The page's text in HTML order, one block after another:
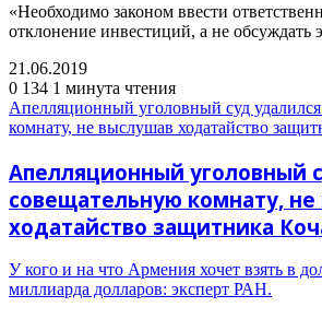
«Необходимо законом ввести
отклонение инвестиций, а не обсуждать
21.06.2019
0 134 1 минута чтения
Апелляционный уголовный суд
комнату, не выслушав ходатайство
Апелляционный уголовный
совещательную комнату,
ходатайство защитника
У кого и на что Армения хочет взять в
миллиарда долларов: эксперт РАН.